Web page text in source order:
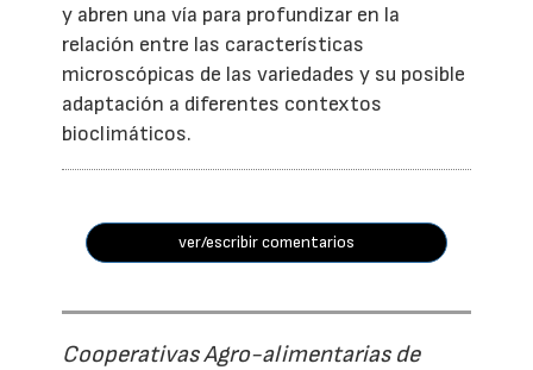
y abren una vía para profundizar en la
relación entre las características
microscópicas de las variedades y su posible
adaptación a diferentes contextos
bioclimáticos.
ver/escribir comentarios
Cooperativas Agro-alimentarias de